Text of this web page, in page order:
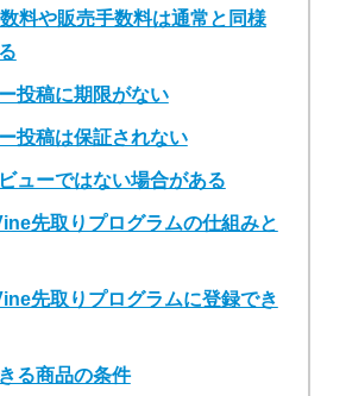
料や販売手数料は通常と同様
投稿に期限がない
投稿は保証されない
ューではない場合がある
先取りプログラムの仕組みと
先取りプログラムに登録でき
る商品の条件